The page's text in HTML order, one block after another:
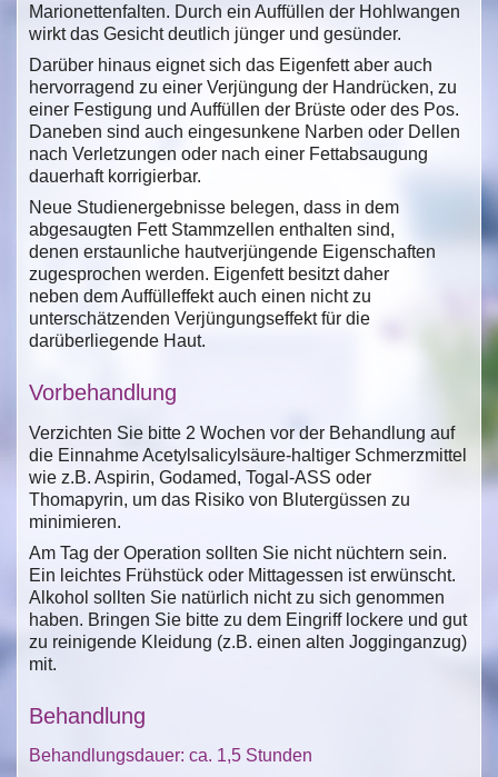
Marionettenfalten. Durch ein Auffüllen der Hohlwangen
wirkt das Gesicht deutlich jünger und gesünder.
Darüber hinaus eignet sich das Eigenfett aber auch
hervorragend zu einer Verjüngung der Handrücken, zu
einer Festigung und Auffüllen der Brüste oder des Pos.
Daneben sind auch eingesunkene Narben oder Dellen
nach Verletzungen oder nach einer Fettabsaugung
dauerhaft korrigierbar.
Neue Studienergebnisse belegen, dass in dem
abgesaugten Fett Stammzellen enthalten sind,
denen erstaunliche hautverjüngende Eigenschaften
zugesprochen werden. Eigenfett besitzt daher
neben dem Auffülleffekt auch einen nicht zu
unterschätzenden Verjüngungseffekt für die
darüberliegende Haut.
Vorbehandlung
Verzichten Sie bitte 2 Wochen vor der Behandlung auf
die Einnahme Acetylsalicylsäure-haltiger Schmerzmittel
wie z.B. Aspirin, Godamed, Togal-ASS oder
Thomapyrin, um das Risiko von Blutergüssen zu
minimieren.
Am Tag der Operation sollten Sie nicht nüchtern sein.
Ein leichtes Frühstück oder Mittagessen ist erwünscht.
Alkohol sollten Sie natürlich nicht zu sich genommen
haben. Bringen Sie bitte zu dem Eingriff lockere und gut
zu reinigende Kleidung (z.B. einen alten Jogginganzug)
mit.
Behandlung
Behandlungsdauer: ca. 1,5 Stunden